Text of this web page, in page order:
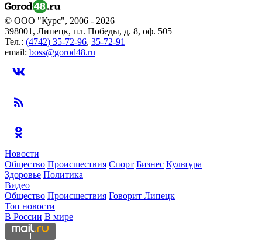
© ООО "Курс", 2006 - 2026
398001, Липецк, пл. Победы, д. 8, оф. 505
Тел.: (4742) 35-72-96, 35-72-91
email: boss@gorod48.ru
Новости
Общество Происшествия Спорт Бизнес Культура
Здоровье Политика
Видео
Общество Происшествия Говорит Липецк
Топ новости
В России В мире